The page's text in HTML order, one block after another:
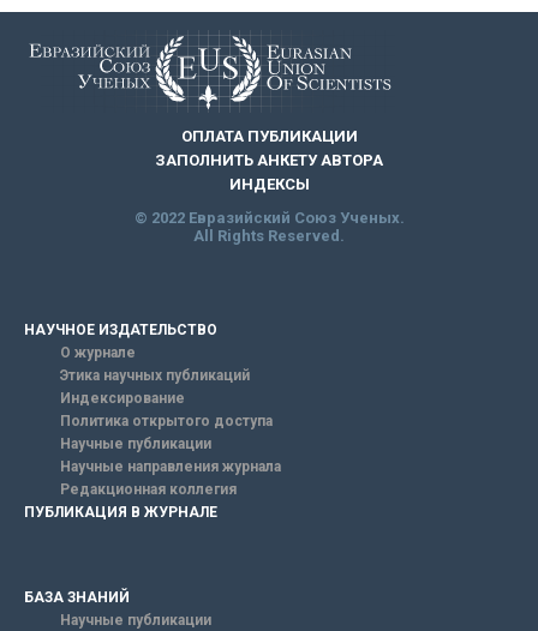
ОПЛАТА ПУБЛИКАЦИИ
ЗАПОЛНИТЬ АНКЕТУ АВТОРА
ИНДЕКСЫ
© 2022 Евразийский Союз Ученых.
All Rights Reserved.
НАУЧНОЕ ИЗДАТЕЛЬСТВО
О журнале
Этика научных публикаций
Индексирование
Политика открытого доступа
Научные публикации
Научные направления журнала
Редакционная коллегия
ПУБЛИКАЦИЯ В ЖУРНАЛЕ
БАЗА ЗНАНИЙ
Научные публикации